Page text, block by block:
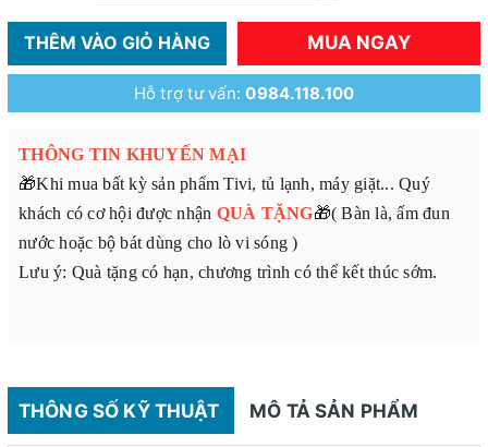
THÊM VÀO GIỎ HÀNG MUA NGAY
Hỗ trợ tư vấn:0984.118.100
THÔNG TIN KHUYẾN MẠI
🎁Khi mua bất kỳ sản phẩm Tivi, tủ lạnh, máy giặt... Quý
khách có cơ hội được nhận QUÀ TẶNG🎁( Bàn là, ấm đun
nước hoặc bộ bát dùng cho lò vi sóng )
Lưu ý: Quà tặng có hạn, chương trình có thể kết thúc sớm.
THÔNG SỐ KỸ THUẬT MÔ TẢ SẢN PHẨM